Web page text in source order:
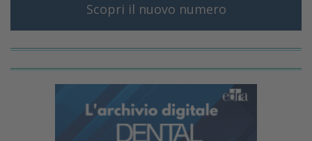
Scopri il nuovo numero